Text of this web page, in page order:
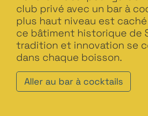
club privé avec un bar à
plus haut niveau est
ce bâtiment historique de
tradition et innovation se
dans chaque boisson.
Aller au bar à cocktails